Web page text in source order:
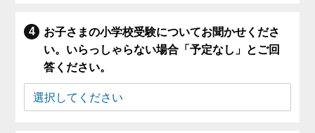
お子さまの小学校受験についてお聞かせくださ
い。いらっしゃらない場合「予定なし」とご回
答ください。